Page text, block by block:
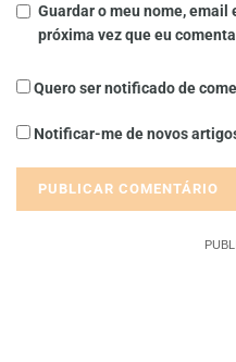
Guardar o meu nome, email
próxima vez que eu
Quero ser notificado de
Notificar-me de novos